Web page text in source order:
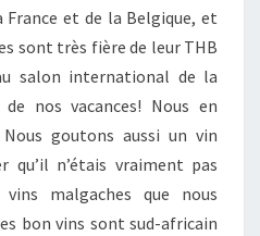
et de la Belgique, et
sont très fière de leur THB
salon international de la
nos vacances! Nous en
goutons aussi un vin
qu’il n’étais vraiment pas
malgaches que nous
bon vins sont sud-africain